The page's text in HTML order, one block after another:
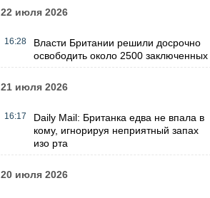
22 июля 2026
16:28
Власти Британии решили досрочно
освободить около 2500 заключенных
21 июля 2026
16:17
Daily Mail: Британка едва не впала в
кому, игнорируя неприятный запах
изо рта
20 июля 2026